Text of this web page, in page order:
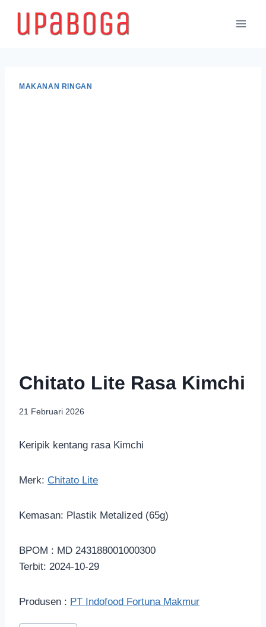
MAKANAN RINGAN
Chitato Lite Rasa Kimchi
21 Februari 2026
Keripik kentang rasa Kimchi
Merk: Chitato Lite
Kemasan: Plastik Metalized (65g)
BPOM : MD 243188001000300
Terbit: 2024-10-29
Produsen : PT Indofood Fortuna Makmur